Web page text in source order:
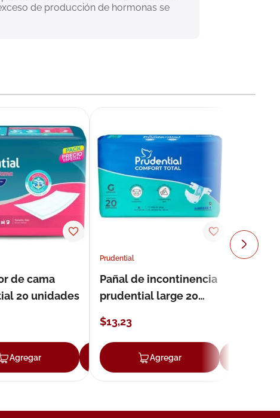
de producción de hormonas se
de cama
20 unidades
Agregar Agregar
Prudential
Pañal de incontinencia
prudential large 20
$13,23
Agregar